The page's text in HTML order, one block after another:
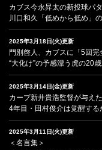
カブス今永昇太の新投球パ
川口和久「低めから低め」
2025年3月18日(火)更新
門別啓人、カブスに「5回完
“大化け”の予感漂う虎の20
2025年3月14日(金)更新
カープ新井貴浩監督が与え
4年目・田村俊介は覚醒する
2025年3月11日(火)更新
＜名言集＞